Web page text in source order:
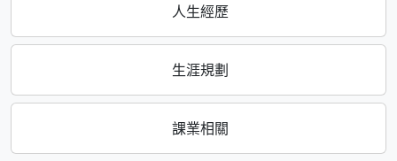
人生經歷
生涯規劃
課業相關